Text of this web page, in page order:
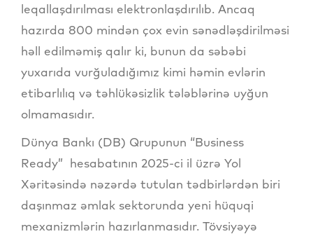
leqallaşdırılması elektronlaşdırılıb. Ancaq
hazırda 800 mindən çox evin sənədləşdirilməsi
həll edilməmiş qalır ki, bunun da səbəbi
yuxarıda vurğuladığımız kimi həmin evlərin
etibarlılıq və təhlükəsizlik tələblərinə uyğun
olmamasıdır.
Dünya Bankı (DB) Qrupunun “Business
Ready” hesabatının 2025-ci il üzrə Yol
Xəritəsində nəzərdə tutulan tədbirlərdən biri
daşınmaz əmlak sektorunda yeni hüquqi
mexanizmlərin hazırlanmasıdır. Tövsiyəyə